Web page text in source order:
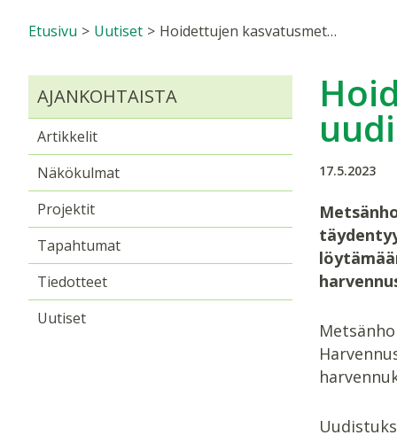
Etusivu > Uutiset > Hoidettujen kasvatusmetsien harvennusmallit uudistuvat tänä kesänä – betaversio julkaistu
17.5.2023
AJANKOHTAISTA
Artikkelit
Näkökulmat
Projektit
Tapahtumat
Tiedotteet
Uutiset